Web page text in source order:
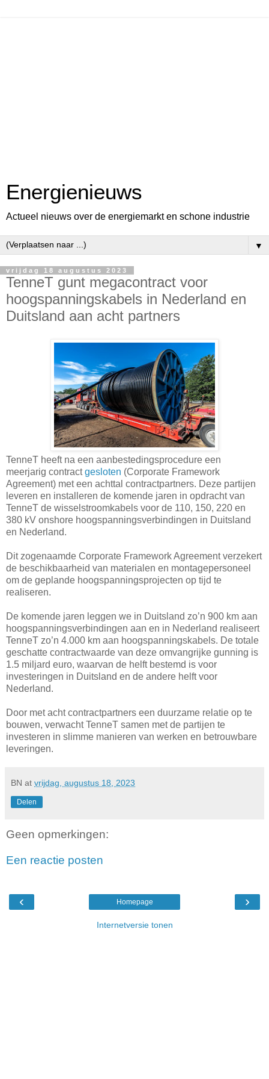
Energienieuws
Actueel nieuws over de energiemarkt en schone industrie
▼
vrijdag 18 augustus 2023
TenneT gunt megacontract voor
hoogspanningskabels in Nederland en
Duitsland aan acht partners
TenneT heeft na een aanbestedingsprocedure een
meerjarig contractgesloten (Corporate Framework
Agreement) met een achttal contractpartners. Deze partijen
leveren en installeren de komende jaren in opdracht van
TenneT de wisselstroomkabels voor de 110, 150, 220 en
380 kV onshore hoogspanningsverbindingen in Duitsland
en Nederland.
Dit zogenaamde Corporate Framework Agreement verzekert
de beschikbaarheid van materialen en montagepersoneel
om de geplande hoogspanningsprojecten op tijd te
realiseren.
De komende jaren leggen we in Duitsland zo’n 900 km aan
hoogspanningsverbindingen aan en in Nederland realiseert
TenneT zo’n 4.000 km aan hoogspanningskabels. De totale
geschatte contractwaarde van deze omvangrijke gunning is
1.5 miljard euro, waarvan de helft bestemd is voor
investeringen in Duitsland en de andere helft voor
Nederland.
Door met acht contractpartners een duurzame relatie op te
bouwen, verwacht TenneT samen met de partijen te
investeren in slimme manieren van werken en betrouwbare
leveringen.
BN at vrijdag, augustus 18, 2023
Delen
Geen opmerkingen:
Een reactie posten
‹ ›
Homepage
Internetversie tonen